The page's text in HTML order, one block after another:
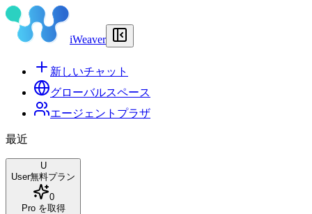
iWeaver
新しいチャット
グローバルスペース
エージェントプラザ
最近
U
User無料プラン
0
Pro を取得